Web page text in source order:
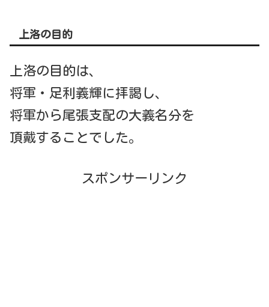
上洛の目的
上洛の目的は、
将軍・足利義輝に拝謁し、
将軍から尾張支配の大義名分を
頂戴することでした。
スポンサーリンク